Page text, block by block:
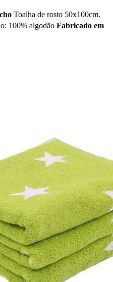
Toalha de rosto 50x100cm.
100% algodão Fabricado em